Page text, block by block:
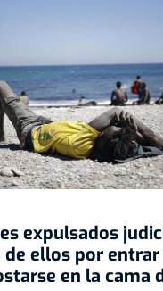
expulsados
de ellos por entrar
en la cama